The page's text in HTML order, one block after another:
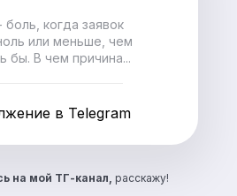
на мой ТГ-канал, расскажу!
когда заявок
или меньше, чем
бы. В чем причина...
в Telegram